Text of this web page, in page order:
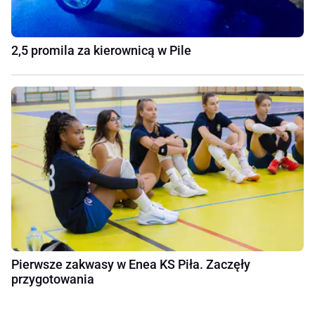
2,5 promila za kierownicą w Pile
Pierwsze zakwasy w Enea KS Piła. Zaczęły
przygotowania